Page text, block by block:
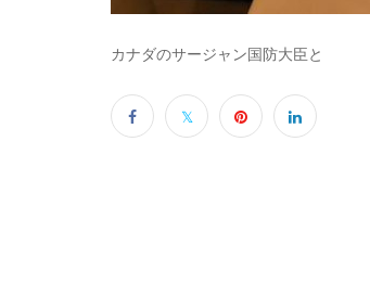
カナダのサージャン国防大臣と